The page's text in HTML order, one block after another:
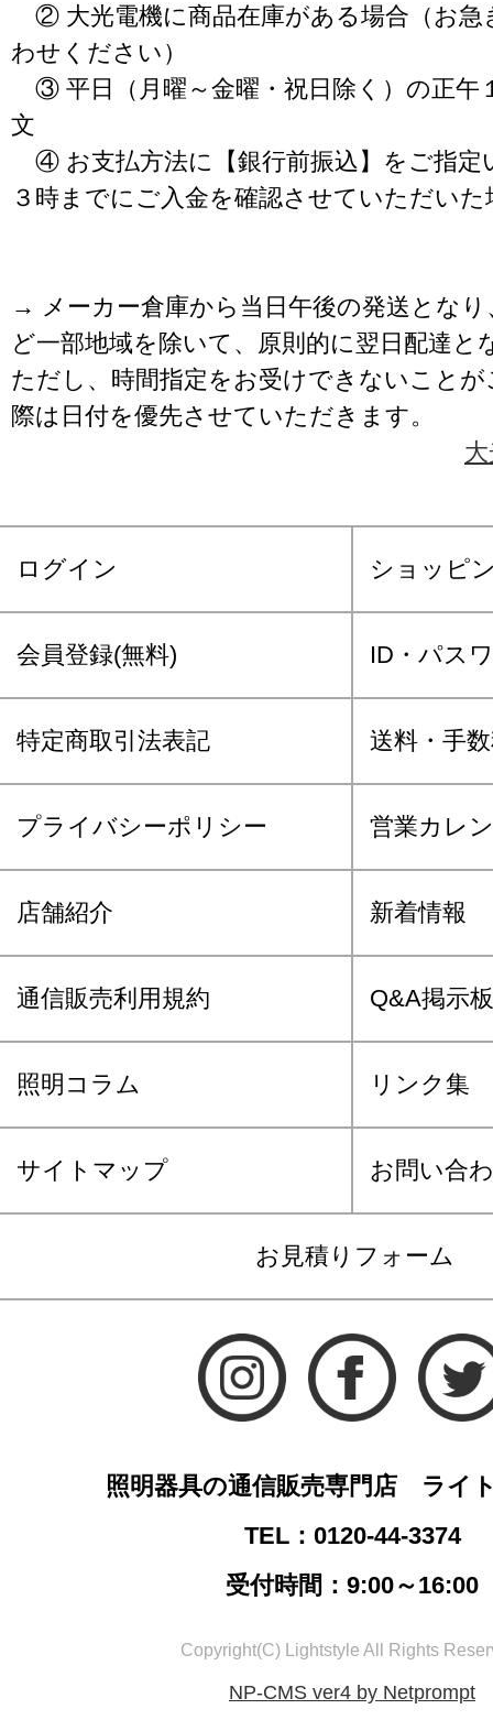
② 大光電機に商品在庫がある場合（お急
わせください）
③ 平日（月曜～金曜・祝日除く）の正午
文
④ お支払方法に【銀行前振込】をご指定
３時までにご入金を確認させていただいた
→ メーカー倉庫から当日午後の発送となり
ど一部地域を除いて、原則的に翌日配達と
ただし、時間指定をお受けできないこと
際は日付を優先させていただきます。
ログイン ショッピ
会員登録(無料) ID・パス
特定商取引法表記 送料・手
プライバシーポリシー 営業カレ
店舗紹介 新着情報
通信販売利用規約 Q&A掲示板
照明コラム リンク集
サイトマップ お問い合
お見積りフォーム
照明器具の通信販売専門店 ライ
TEL：0120-44-3374
受付時間：9:00～16:00
Copyright(C) Lightstyle All Rights
NP-CMS ver4 by Netprompt